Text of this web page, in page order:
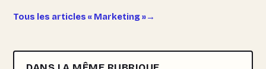
Tous les articles « Marketing »